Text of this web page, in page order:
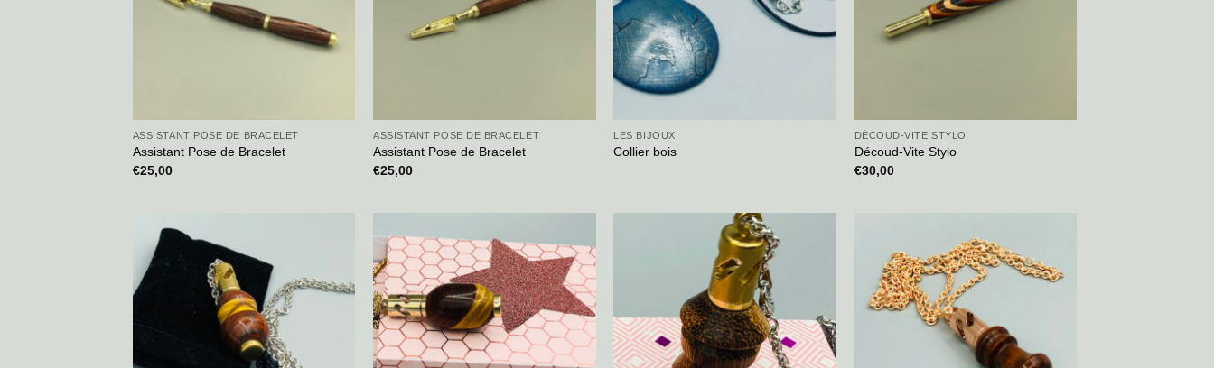
ASSISTANT POSE DE BRACELET
Assistant Pose de Bracelet
€25,00
ASSISTANT POSE DE BRACELET
Assistant Pose de Bracelet
€25,00
LES BIJOUX
Collier bois
DÉCOUD-VITE STYLO
Découd-Vite Stylo
€30,00